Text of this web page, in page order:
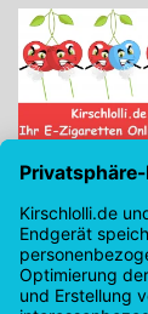
Kirchplatz
0171 -